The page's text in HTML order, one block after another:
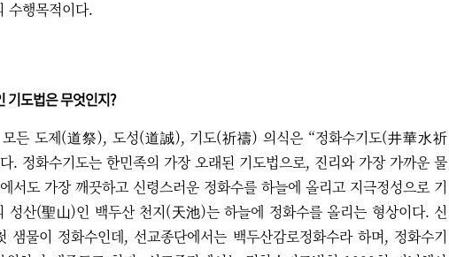
수행목적이다.
기도법은 무엇인지?
든 도제(道祭), 도성(道誠), 기도(祈禱)의식은 “정화수기도(井華水祈
. 정화수기도는 한민족의 가장 오래된 기도법으로, 진리와 가장 가까운 물
서도 가장 깨끗하고 신령스러운 정화수를 하늘에 올리고 지극정성으로 기
성산(聖山)인 백두산 천지(天池)는 하늘에 정화수를 올리는 형상이다. 신
샘물이 정화수인데, 선교종단에서는 백두산감로정화수라 하며, 정화수기